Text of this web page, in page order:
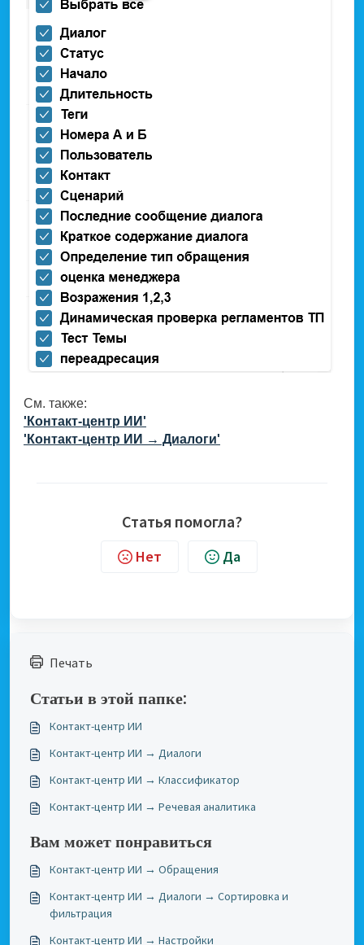
См. также:
'Контакт-центр ИИ'
'Контакт-центр ИИ → Диалоги'
Статья помогла?
Нет Да
Печать
Статьи в этой папке:
Контакт-центр ИИ
Контакт-центр ИИ → Диалоги
Контакт-центр ИИ → Классификатор
Контакт-центр ИИ → Речевая аналитика
Вам может понравиться
Контакт-центр ИИ → Обращения
Контакт-центр ИИ → Диалоги → Сортировка и
фильтрация
Контакт-центр ИИ → Настройки